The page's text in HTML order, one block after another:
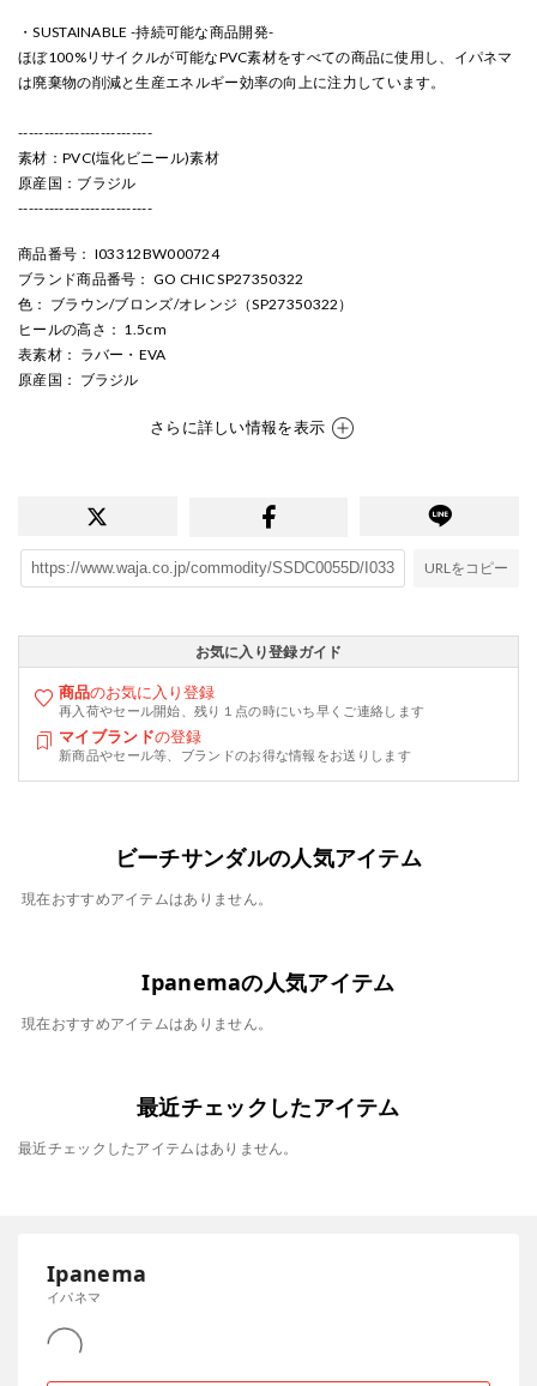
・SUSTAINABLE -持続可能な商品開発-
ほぼ100%リサイクルが可能なPVC素材をすべての商品に使用し、イパネマ
は廃棄物の削減と生産エネルギー効率の向上に注力しています。
--------------------------
素材：PVC(塩化ビニール)素材
原産国：ブラジル
--------------------------
商品番号 ： I03312BW000724
ブランド商品番号 ： GO CHIC SP27350322
色 ： ブラウン/ブロンズ/オレンジ（SP27350322）
ヒールの高さ ： 1.5cm
表素材： ラバー・EVA
原産国 ： ブラジル
さらに詳しい情報を表示
URLをコピー
お気に入り登録ガイド
商品のお気に入り登録
再入荷やセール開始、残り１点の時にいち早くご連絡します
マイブランドの登録
新商品やセール等、ブランドのお得な情報をお送りします
ビーチサンダルの人気アイテム
現在おすすめアイテムはありません。
Ipanemaの人気アイテム
現在おすすめアイテムはありません。
最近チェックしたアイテム
最近チェックしたアイテムはありません。
Ipanema
イパネマ